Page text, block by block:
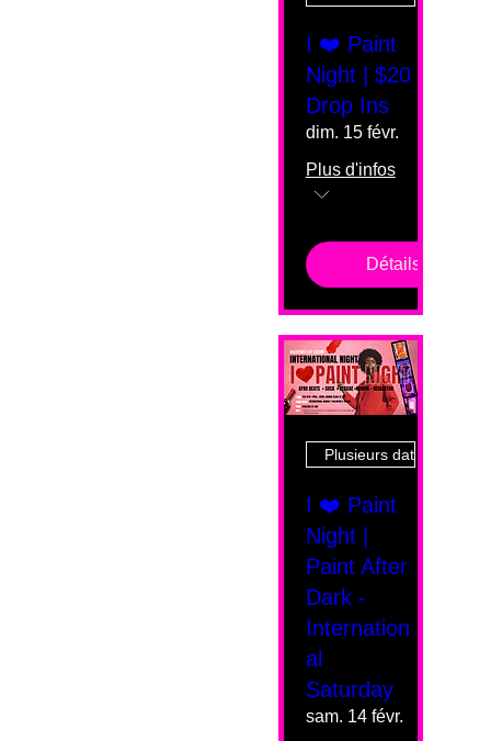
I ❤️ Paint
Night | $20
Drop Ins
dim. 15 févr.
Plus d'infos
Détails
Plusieurs dates
I ❤️ Paint
Night |
Paint After
Dark -
Internation
al
Saturday
sam. 14 févr.